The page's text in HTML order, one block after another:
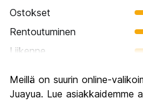
Ostokset
Rentoutuminen
Liikenne
Kulttuuri
Meillä on suurin online-
Juayua. Lue asiakkaidemme